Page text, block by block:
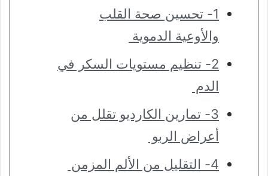
1- تحسين صحة القلب
والأوعية الدموية
2- تنظيم مستويات السكر في
الدم
3- تمارين الكارديو تقلل من
أعراض الربو
4- التقليل من الألم المزمن